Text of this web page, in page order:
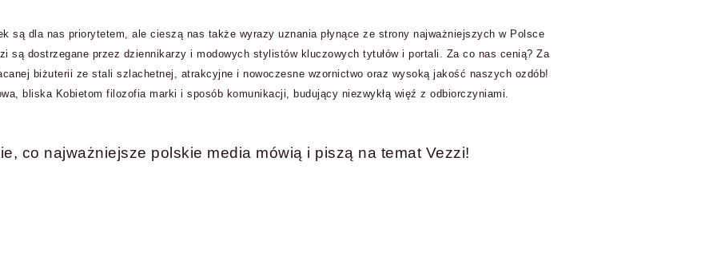
są dla nas priorytetem, ale cieszą nas także wyrazy uznania płynące ze strony najważniejszych w Polsce
są dostrzegane przez dziennikarzy i modowych stylistów kluczowych tytułów i portali. Za co nas cenią? Za
biżuterii ze stali szlachetnej, atrakcyjne i nowoczesne wzornictwo oraz wysoką jakość naszych ozdób!
bliska Kobietom filozofia marki i sposób komunikacji, budujący niezwykłą więź z odbiorczyniami.
co najważniejsze polskie media mówią i piszą na temat Vezzi!